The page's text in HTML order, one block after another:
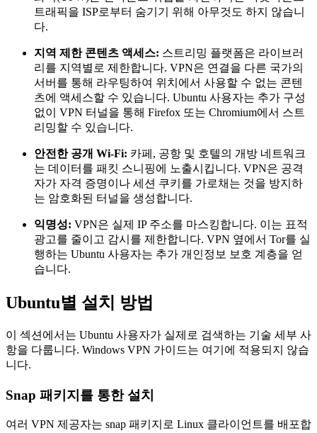
트래픽을 ISP로부터 숨기기 위해 아무것도 하지 않습니
다.
지역 제한 콘텐츠 액세스: 스트리밍 플랫폼은 라이브러
리를 지역별로 제한합니다. VPN은 연결을 다른 국가의
서버를 통해 라우팅하여 위치에서 사용할 수 없는 콘텐
츠에 액세스할 수 있습니다. Ubuntu 사용자는 추가 구성
없이 VPN 터널을 통해 Firefox 또는 Chromium에서 스트
리밍할 수 있습니다.
안전한 공개 Wi-Fi: 카페, 공항 및 호텔의 개방 네트워크
는 데이터를 패킷 스니핑에 노출시킵니다. VPN은 공격
자가 자격 증명이나 세션 쿠키를 가로채는 것을 방지하
는 암호화된 터널을 생성합니다.
익명성: VPN은 실제 IP 주소를 마스킹합니다. 이는 표적
광고를 줄이고 감시를 제한합니다. VPN 옆에서 Tor를 실
행하는 Ubuntu 사용자는 추가 개인정보 보호 계층을 얻
습니다.
Ubuntu별 설치 방법
이 섹션에서는 Ubuntu 사용자가 실제로 검색하는 기술 세부 사
항을 다룹니다. Windows VPN 가이드는 여기에 적용되지 않습
니다.
Snap 패키지를 통한 설치
여러 VPN 제공자는 snap 패키지로 Linux 클라이언트를 배포합